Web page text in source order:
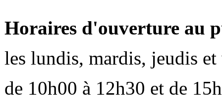
Horaires d'ouverture au
les lundis, mardis, jeudis et
de 10h00 à 12h30 et de